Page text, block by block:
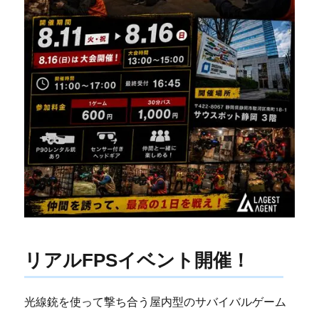
リアルFPSイベント開催！
光線銃を使って撃ち合う屋内型のサバイバルゲーム